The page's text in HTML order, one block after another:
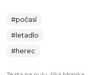
#počasí
#letadlo
#herec